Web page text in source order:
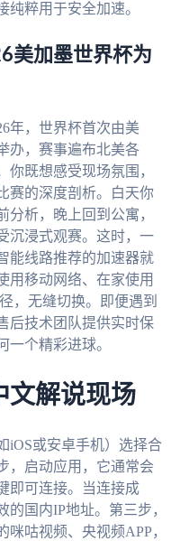
纯粹用于安全加速。
美加墨世界杯为
年，世界杯首次由美
办，赛事遍布北美各
既想感受现场氛围，
赛的深度剖析。白天你
析，晚上回到公寓，
沉浸式观赛。这时，一
能线路推荐的加速器就
用移动网络、在家使用
，无缝切换。即便遇到
后技术团队提供实时保
一个精彩进球。
文解说现场
iOS或安卓手机）选择合
，启动应用，它通常会
即可连接。当连接成
国内IP地址。第三步，
咕视频、央视频APP，